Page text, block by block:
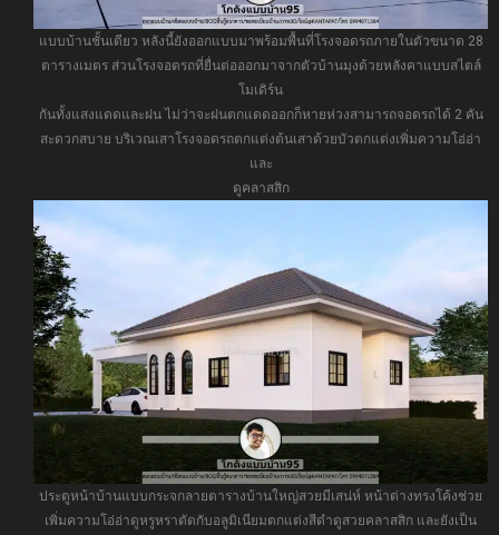
แบบบ้านชั้นเดียว หลังนี้ยังออกแบบมาพร้อมพื้นที่โรงจอดรถภายในตัวขนาด 28
ตารางเมตร ส่วนโรงจอดรถที่ยื่นต่อออกมาจากตัวบ้านมุงด้วยหลังคาแบบสไตล์
โมเดิร์น
กันทั้งแสงแดดและฝน ไม่ว่าจะฝนตกแดดออกก็หายห่วงสามารถจอดรถได้ 2 คัน
สะดวกสบาย บริเวณเสาโรงจอดรถตกแต่งต้นเสาด้วยบัวตกแต่งเพิ่มความโอ่อ่า
และ
ดูคลาสสิก
ประตูหน้าบ้านแบบกระจกลายตารางบ้านใหญ่สวยมีเสน่ห์ หน้าต่างทรงโค้งช่วย
เพิ่มความโอ่อ่าดูหรูหราตัดกับอลูมิเนียมตกแต่งสีดำดูสวยคลาสสิก และยังเป็น